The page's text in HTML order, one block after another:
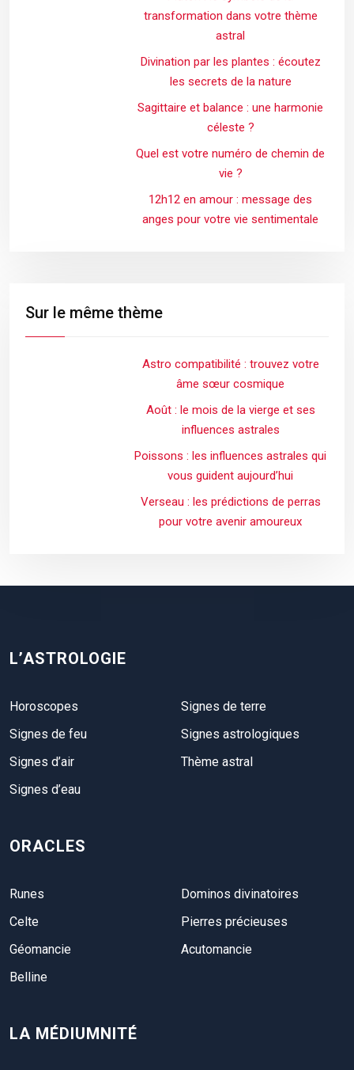
transformation dans votre thème
astral
Divination par les plantes : écoutez
les secrets de la nature
Sagittaire et balance : une harmonie
céleste ?
Quel est votre numéro de chemin de
vie ?
12h12 en amour : message des
anges pour votre vie sentimentale
Sur le même thème
Astro compatibilité : trouvez votre
âme sœur cosmique
Août : le mois de la vierge et ses
influences astrales
Poissons : les influences astrales qui
vous guident aujourd’hui
Verseau : les prédictions de perras
pour votre avenir amoureux
L’ASTROLOGIE
Horoscopes
Signes de feu
Signes d’air
Signes d’eau
Signes de terre
Signes astrologiques
Thème astral
ORACLES
Runes
Celte
Géomancie
Belline
Dominos divinatoires
Pierres précieuses
Acutomancie
LA MÉDIUMNITÉ